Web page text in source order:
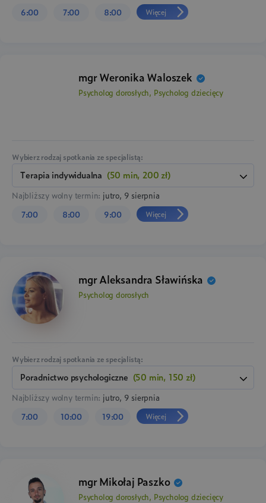
6:00
7:00 8:00 Więcej
mgr Weronika Waloszek
Psycholog dorosłych, Psycholog dziecięcy
Wybierz rodzaj spotkania ze specjalistą:
terapia indywidualna (50 min, 200 zł)
Najbliższy wolny termin: jutro, 9 sierpnia
7:00
8:00 9:00 Więcej
mgr Aleksandra Sławińska
Psycholog dorosłych
Wybierz rodzaj spotkania ze specjalistą:
Poradnictwo psychologiczne (50 min, 150 zł)
Najbliższy wolny termin: jutro, 9 sierpnia
7:00
10:00 19:00 Więcej
mgr Mikołaj Paszko
Psycholog dorosłych, Psycholog dziecięcy